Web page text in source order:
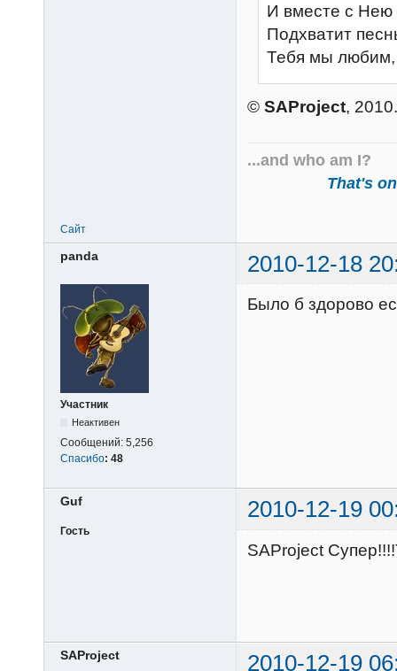
И вместе с Нею
Подхватит
Тебя мы
© SAProject, 2010.
...and who am I?
That's
Сайт
panda 2010-12-18
Участник
Неактивен
Сообщений: 5,256
Спасибо: 48
Было б здорово
Guf 2010-12-19
Гость
SAProject
SAProject 2010-12-19